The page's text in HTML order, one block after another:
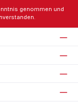
genommen und